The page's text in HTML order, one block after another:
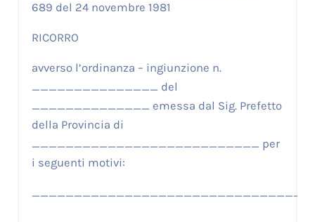
689 del 24 novembre 1981
RICORRO
avverso l’ordinanza – ingiunzione n.
_______________ del
______________ emessa dal Sig. Prefetto
della Provincia di
___________________________ per
i seguenti motivi: